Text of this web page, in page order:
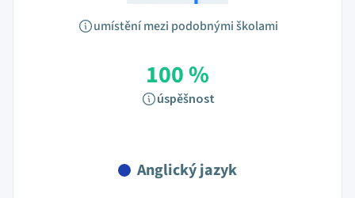
umístění mezi podobnými školami
100 %
úspěšnost
Anglický jazyk